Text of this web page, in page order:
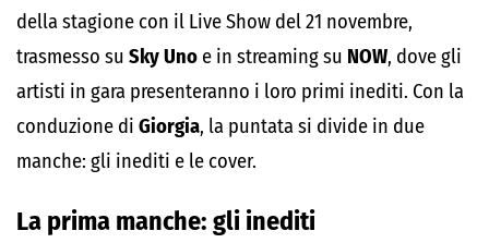
della stagione con il Live Show del 21 novembre,
trasmesso su Sky Uno e in streaming su NOW, dove gli
artisti in gara presenteranno i loro primi inediti. Con la
conduzione di Giorgia, la puntata si divide in due
manche: gli inediti e le cover.
La prima manche: gli inediti